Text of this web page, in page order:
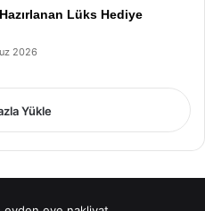
Lüks Hediye
2026
Yükle